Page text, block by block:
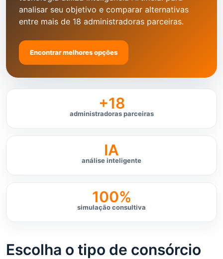
analisar seu objetivo e comparar alternativas
entre mais de 18 administradoras parceiras.
Encontrar melhores opções
+18
administradoras parceiras
IA
análise inteligente
100%
simulação consultiva
Escolha o tipo de consórcio